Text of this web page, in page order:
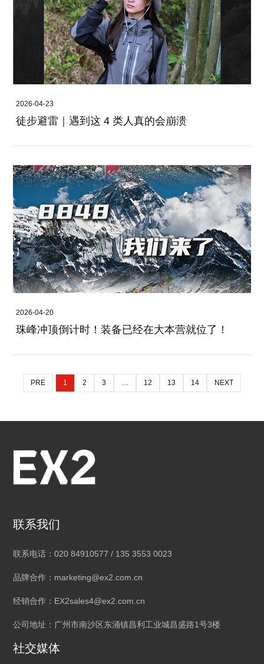
2026-04-23
徒步避雷｜遇到这 4 类人真的会崩溃
2026-04-20
珠峰冲顶倒计时！装备已经在大本营就位了！
PRE 1 2 3 … 12 13 14 NEXT
联系我们
联系电话：020 84910577 / 135 3553 0023
品牌合作：marketing@ex2.com.cn
经销合作：EX2sales4@ex2.com.cn
公司地址：广州市南沙区东涌镇昌利工业城昌盛路1号3楼
社交媒体